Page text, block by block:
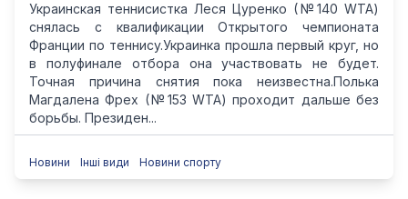
Украинская теннисистка Леся Цуренко (№140 WTA)
снялась с квалификации Открытого чемпионата
Франции по теннису.Украинка прошла первый круг, но
в полуфинале отбора она участвовать не будет.
Точная причина снятия пока неизвестна.Полька
Магдалена Фрех (№153 WTA) проходит дальше без
борьбы. Президен...
Новини Інші види Новини спорту